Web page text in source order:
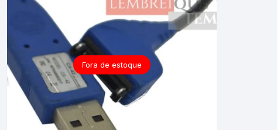
Fora de estoque